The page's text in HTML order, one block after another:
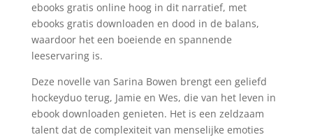
ebooks gratis online hoog in dit narratief, met
ebooks gratis downloaden en dood in de balans,
waardoor het een boeiende en spannende
leeservaring is.
Deze novelle van Sarina Bowen brengt een geliefd
hockeyduo terug, Jamie en Wes, die van het leven in
ebook downloaden genieten. Het is een zeldzaam
talent dat de complexiteit van menselijke emoties